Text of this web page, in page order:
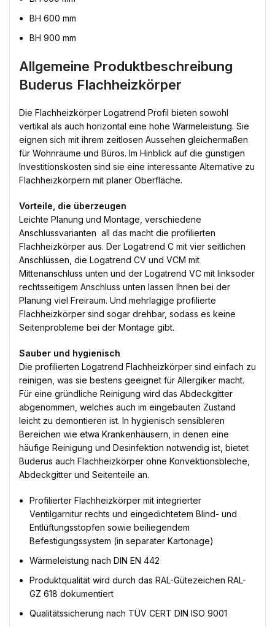
BH 600 mm
BH 900 mm
Allgemeine Produktbeschreibung
Buderus Flachheizkörper
Die Flachheizkörper Logatrend Profil bieten sowohl
vertikal als auch horizontal eine hohe Wärmeleistung. Sie
eignen sich mit ihrem zeitlosen Aussehen gleichermaßen
für Wohnräume und Büros. Im Hinblick auf die günstigen
Investitionskosten sind sie eine interessante Alternative zu
Flachheizkörpern mit planer Oberfläche.
Vorteile, die überzeugen
Leichte Planung und Montage, verschiedene
Anschlussvarianten  all das macht die profilierten
Flachheizkörper aus. Der Logatrend C mit vier seitlichen
Anschlüssen, die Logatrend CV und VCM mit
Mittenanschluss unten und der Logatrend VC mit linksoder
rechtsseitigem Anschluss unten lassen Ihnen bei der
Planung viel Freiraum. Und mehrlagige profilierte
Flachheizkörper sind sogar drehbar, sodass es keine
Seitenprobleme bei der Montage gibt.
Sauber und hygienisch
Die profilierten Logatrend Flachheizkörper sind einfach zu
reinigen, was sie bestens geeignet für Allergiker macht.
Für eine gründliche Reinigung wird das Abdeckgitter
abgenommen, welches auch im eingebauten Zustand
leicht zu demontieren ist. In hygienisch sensibleren
Bereichen wie etwa Krankenhäusern, in denen eine
häufige Reinigung und Desinfektion notwendig ist, bietet
Buderus auch Flachheizkörper ohne Konvektionsbleche,
Abdeckgitter und Seitenteile an.
Profilierter Flachheizkörper mit integrierter
Ventilgarnitur rechts und eingedichtetem Blind- und
Entlüftungsstopfen sowie beiliegendem
Befestigungssystem (in separater Kartonage)
Wärmeleistung nach DIN EN 442
Produktqualität wird durch das RAL-Gütezeichen RAL-
GZ 618 dokumentiert
Qualitätssicherung nach TÜV CERT DIN ISO 9001